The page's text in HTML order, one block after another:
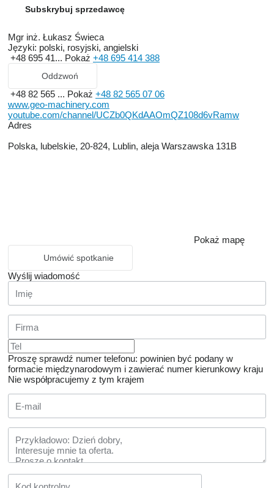
Subskrybuj sprzedawcę
Mgr inż. Łukasz Świeca
Języki: polski, rosyjski, angielski
+48 695 41... Pokaż +48 695 414 388
Oddzwoń
+48 82 565 ... Pokaż +48 82 565 07 06
www.geo-machinery.com
youtube.com/channel/UCZb0QKdAAOmQZ108d6vRamw
Adres
Polska, lubelskie, 20-824, Lublin, aleja Warszawska 131B
Pokaż mapę
Umówić spotkanie
Wyślij wiadomość
Proszę sprawdź numer telefonu: powinien być podany w
formacie międzynarodowym i zawierać numer kierunkowy kraju
Nie współpracujemy z tym krajem